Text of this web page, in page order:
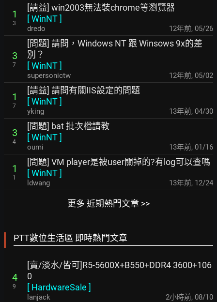
1
3
[請益] win2003無法裝chrome等瀏覽器
[WinNT]
dredo 12年前, 05/26
3
7
[問題] 請問，Windows NT 跟 Winsows 9x的差
別？
[WinNT]
supersonictw 12年前, 05/02
1
7
[請益] 請問有關IIS設定的問題
[WinNT]
yking 13年前, 04/30
3
4
[問題] bat 批次檔請教
[WinNT]
oumi 13年前, 01/16
1
1
[問題] VM player是被user關掉的?有log可以查嗎
[WinNT]
ldwang 13年前, 12/24
更多 近期熱門文章 >>
PTT數位生活區 即時熱門文章
4
9
[賣/淡水/皆可]R5-5600X+B550+DDR4 3600+106
0
[ HardwareSale ]
lanjack 2小時前, 08/10